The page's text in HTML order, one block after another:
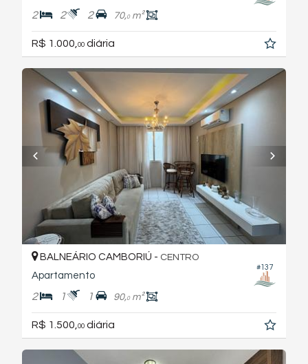
2 2 2 70,0m²
R$ 1.000, 00 diária
#137
BALNEÁRIO CAMBORIÚ - CENTRO
Apartamento
2 1 1 90,0m²
R$ 1.500,00 diária